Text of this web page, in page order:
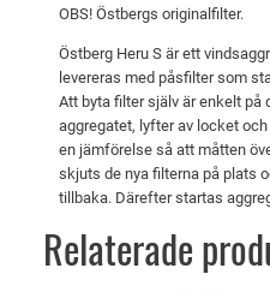
7
3
6
k
r
k
r
.
OBS! Östbergs originalfilter.
Östberg Heru S är ett
levereras med påsfilter som
Att byta filter själv är enkelt på
aggregatet, lyfter av locket
en jämförelse så att måtten
skjuts de nya filterna på plats
tillbaka. Därefter startas
Relaterade